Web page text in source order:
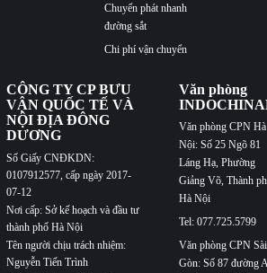
Chuyển phát nhanh
đường sắt
Chi phí vận chuyển
CÔNG TY CP BƯU
VẬN QUỐC TẾ VÀ
NỘI ĐỊA ĐÔNG
DƯƠNG
Số Giấy CNĐKDN:
0107912577, cấp ngày 2017-
07-12
Nơi cấp: Sở kế hoạch và đầu tư
thành phố Hà Nội
Tên người chịu trách nhiệm:
Nguyễn Tiến Trình
Văn phòng
Văn phòng CPN Hà
Nội: Số 25 Ngõ 81
Láng Hạ, Phường
Giảng Võ, Thành
Hà Nội
Tel: 077.725.5799
Văn phòng CPN Sài
Gòn: Số 87 đường